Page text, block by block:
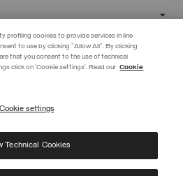
articles en promotion pour bénéficier de
de confidentialité
indiquées.
& C. Spa
profiling cookies to provide services in line
to use by clicking "Allow All". By clicking
that you consent to the use of technical
click on 'Cookie settings'. Read our Cookie
Cookie settings
Technical Cookies